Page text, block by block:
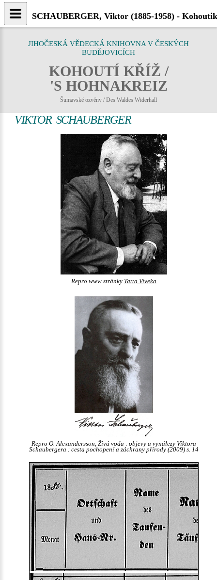
JIHOČESKÁ VĚDECKÁ KNIHOVNA V ČESKÝCH
BUDĚJOVICÍCH
KOHOUTÍ KŘÍŽ /
'S HOHNAKREIZ
Šumavské ozvěny / Des Waldes Widerhall
VIKTOR SCHAUBERGER
Repro www stránky Tatta Viveka
Repro O. Alexandersson, Živá voda : objevy a vynálezy Viktora
Schaubergera : cesta pochopení a záchrany přírody (2009) s. 14
SCHAUBERGER, Viktor (1885-1958) -